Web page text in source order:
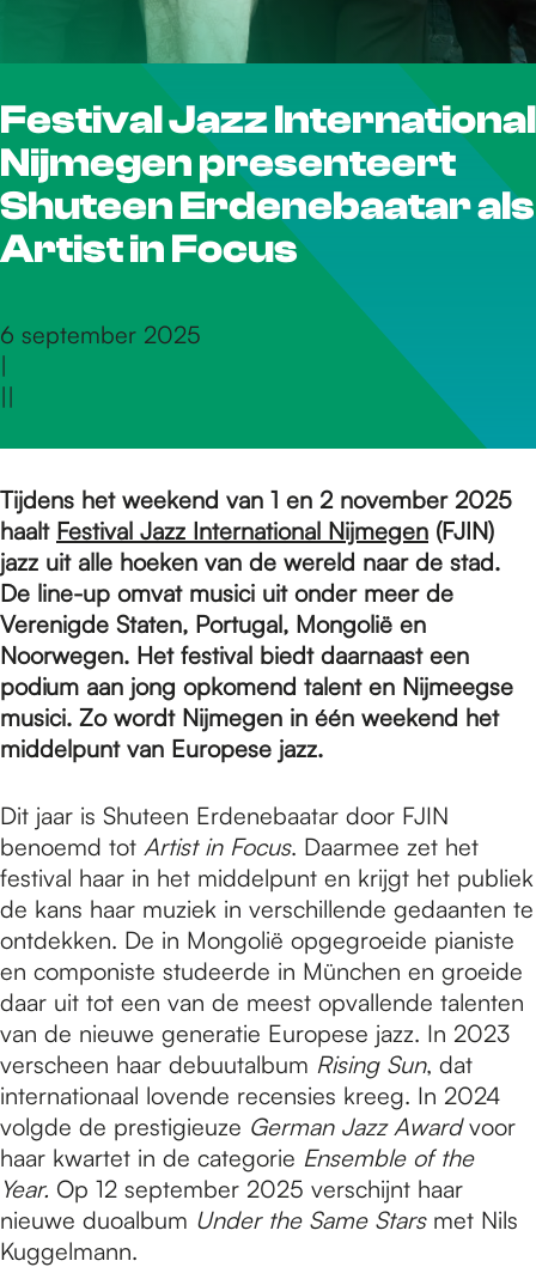
r
d
e
m
e
p
a
g
e
Festival Jazz International
Nijmegen presenteert
Shuteen Erdenebaatar als
Artist in Focus
6 september 2025
|
||
Tijdens het weekend van 1 en 2 november 2025
haalt Festival Jazz International Nijmegen (FJIN)
jazz uit alle hoeken van de wereld naar de stad.
De line-up omvat musici uit onder meer de
Verenigde Staten, Portugal, Mongolië en
Noorwegen. Het festival biedt daarnaast een
podium aan jong opkomend talent en Nijmeegse
musici. Zo wordt Nijmegen in één weekend het
middelpunt van Europese jazz.
Dit jaar is Shuteen Erdenebaatar door FJIN
benoemd tot Artist in Focus. Daarmee zet het
festival haar in het middelpunt en krijgt het publiek
de kans haar muziek in verschillende gedaanten te
ontdekken. De in Mongolië opgegroeide pianiste
en componiste studeerde in München en groeide
daar uit tot een van de meest opvallende talenten
van de nieuwe generatie Europese jazz. In 2023
verscheen haar debuutalbum Rising Sun, dat
internationaal lovende recensies kreeg. In 2024
volgde de prestigieuze German Jazz Awardvoor
haar kwartet in de categorie Ensemble of the
Year. Op 12 september 2025 verschijnt haar
nieuwe duoalbum Under the Same Starsmet Nils
Kuggelmann.